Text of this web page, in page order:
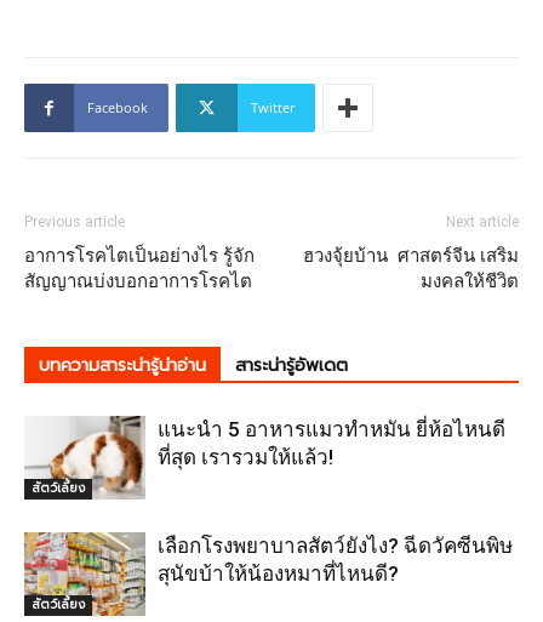
Facebook Twitter
Previous article
อาการโรคไตเป็นอย่างไร รู้จัก
สัญญาณบ่งบอกอาการโรคไต
Next article
ฮวงจุ้ยบ้าน ศาสตร์จีน เสริม
มงคลให้ชีวิต
บทความสาระน่ารู้น่าอ่าน สาระน่ารู้อัพเดต
สัตว์เลี้ยง
แนะนำ 5 อาหารแมวทำหมัน ยี่ห้อไหนดี
ที่สุด เรารวมให้แล้ว!
สัตว์เลี้ยง
เลือกโรงพยาบาลสัตว์ยังไง? ฉีดวัคซีนพิษ
สุนัขบ้าให้น้องหมาที่ไหนดี?